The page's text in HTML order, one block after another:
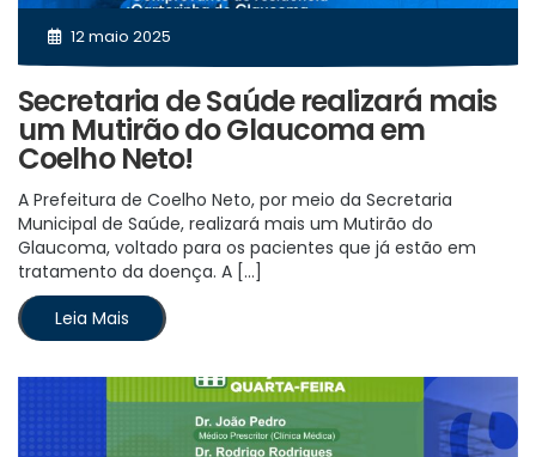
12 maio 2025
Secretaria de Saúde realizará mais
um Mutirão do Glaucoma em
Coelho Neto!
A Prefeitura de Coelho Neto, por meio da Secretaria
Municipal de Saúde, realizará mais um Mutirão do
Glaucoma, voltado para os pacientes que já estão em
tratamento da doença. A […]
Leia Mais